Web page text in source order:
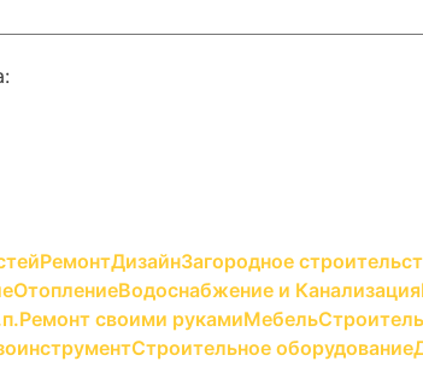
РемонтДизайнЗагородное
ОтоплениеВодоснабжение и Канализация
Ремонт своими рукамиМебель
Строительное оборудование